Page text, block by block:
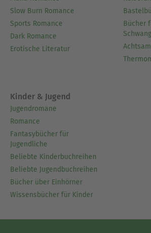
Slow Burn Romance
Sports Romance
Dark Romance
Erotische Literatur
Bücher
Kinder & Jugend
Jugendromane
Romance
Fantasybücher für
Jugendliche
Beliebte Kinderbuchreihen
Beliebte Jugendbuchreihen
Bücher über Einhörner
Wissensbücher für Kinder